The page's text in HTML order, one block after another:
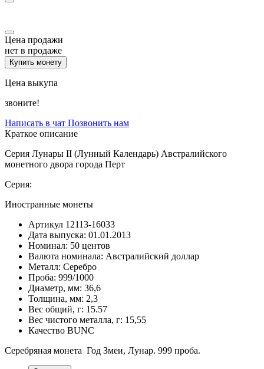
Цена продажи
нет в продаже
Купить монету
Цена выкупа
звоните!
Написать в чат Позвонить нам
Краткое описание
Серия Лунары II (Лунный Календарь) Австралийского
монетного двора города Перт
Серия:
Иностранные монеты
Артикул 12113-16033
Дата выпуска: 01.01.2013
Номинал: 50 центов
Валюта номинала: Австралийский доллар
Металл: Серебро
Проба: 999/1000
Диаметр, мм: 36,6
Толщина, мм: 2,3
Вес общий, г: 15.57
Вес чистого металла, г: 15,55
Качество BUNC
Серебряная монета Год Змеи, Лунар. 999 проба.